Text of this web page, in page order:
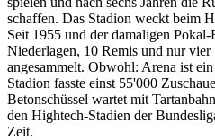
schaffen. Das Stadion weckt beim
Seit 1955 und der damaligen
Niederlagen, 10 Remis und nur vier
angesammelt. Obwohl: Arena ist
Stadion fasste einst 55'000
Betonschüssel wartet mit
den Hightech-Stadien der
Zeit.